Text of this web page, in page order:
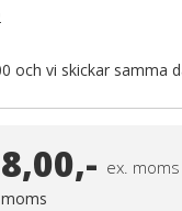
och vi skickar samma
8,00,- ex. moms